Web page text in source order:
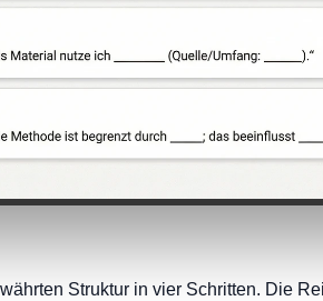
Struktur in vier Schritten. Die